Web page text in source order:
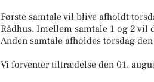
Første samtale vil blive afholdt
Rådhus. Imellem samtale 1 og 2
Anden samtale afholdes torsdag
Vi forventer tiltrædelse den 01.